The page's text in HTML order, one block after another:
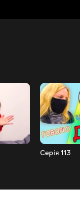
Серія 113